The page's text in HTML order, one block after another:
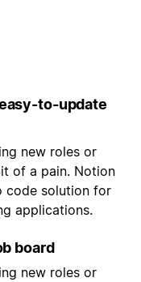
to-update
new roles or
of a pain. Notion
code solution for
applications.
board
new roles or